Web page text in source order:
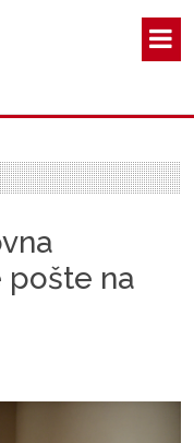
pošte na